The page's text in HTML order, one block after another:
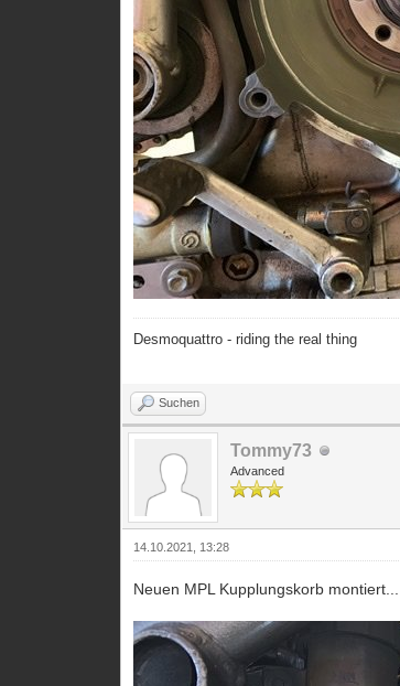
Desmoquattro - riding the real thing
Suchen
Tommy73
Advanced
14.10.2021, 13:28
Neuen MPL Kupplungskorb montiert...